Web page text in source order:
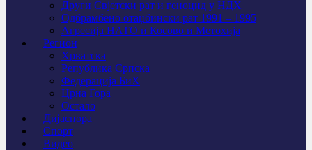
Други Свјетски рат и геноцид у НДХ
Одбрамбено отаџбински рат 1991 – 1995
Агресија НАТО и Косово и Метохија
Регион
Хрватска
Република Српска
Федерација БиХ
Црна Гора
Остало
Дијаспора
Спорт
Видео